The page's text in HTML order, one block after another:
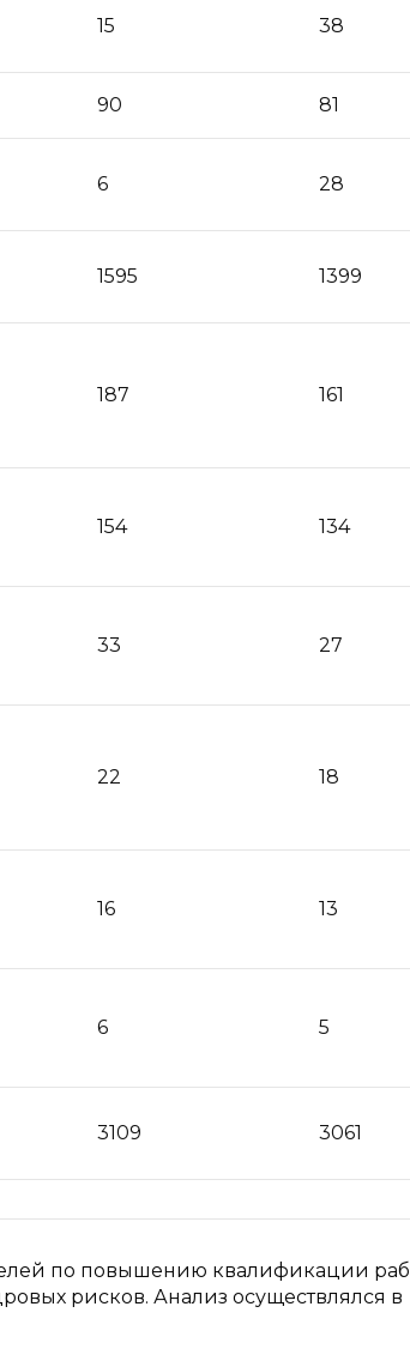
15 38
90 81
6 28
1595 1399
187 161
154 134
33 27
22 18
16 13
6 5
3109 3061
по повышению квалификации
рисков. Анализ осуществлялся в